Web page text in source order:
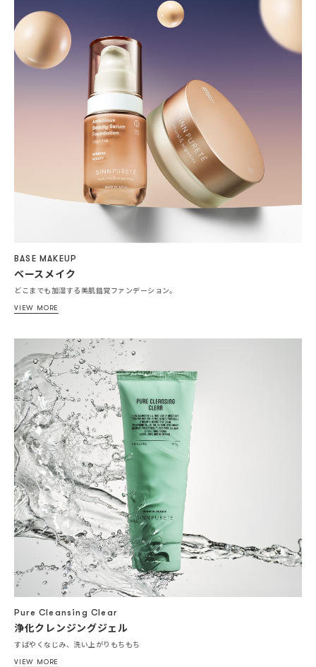
BASE MAKEUP
ベースメイク
どこまでも加湿する美肌錯覚ファンデーション。
VIEW MORE
Pure Cleansing Clear
浄化クレンジングジェル
すばやくなじみ、洗い上がりもちもち
VIEW MORE